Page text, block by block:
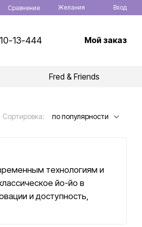
Сравнение Желания Вход
13-444 Мой заказ
Fred & Friends
Сортировка: по популярности
технологиям и
йо-йо в
и доступность,